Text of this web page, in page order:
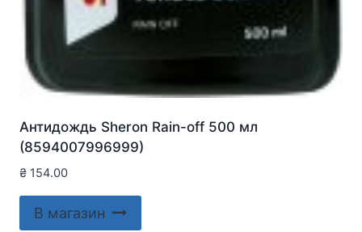
Антидождь Sheron Rain-off 500 мл
(8594007996999)
₴ 154.00
В магазин